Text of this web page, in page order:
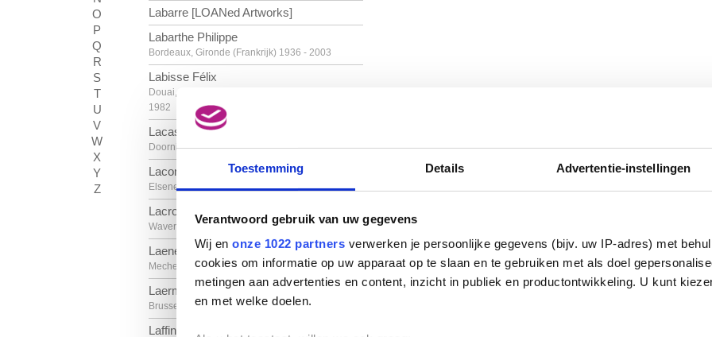
Toestemming Details Advertentie-instellingen
Verantwoord gebruik van uw gegevens
Wij en onze 1022 partners verwerken je persoonlijke gegevens (bijv. uw IP-adres) met
cookies om informatie op uw apparaat op te slaan en te gebruiken met als doel
metingen aan advertenties en content, inzicht in publiek en productontwikkeling. U kunt
en met welke doelen.
O
P
Q
R
S
T
U
V
W
X
Y
Z
Labarre [LOANed Artworks]
Labarthe Philippe
Bordeaux, Gironde (Frankrijk) 1936 - 2003
Labisse Félix
Douai, Nord (Frankrijk) 1905 - Parijs (Frankrijk)
1982
Lacasse Joseph
Doornik 1894 - Parijs (Frankrijk) 1975
Lacomblez Jacques
Elsene / Brussel 1934
Lacroix Antoine
Waver 1843 - Schaarbeek / Brussel 1896
Laenen Jean-Paul
Mechelen 1931 - 2012
Laermans Eugène
Brussel 1864 - 1940
Laffineur Marc